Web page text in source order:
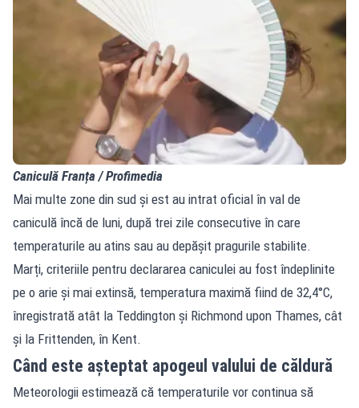
Caniculă Franța / Profimedia
Mai multe zone din sud și est au intrat oficial în val de
caniculă încă de luni, după trei zile consecutive în care
temperaturile au atins sau au depășit pragurile stabilite.
Marți, criteriile pentru declararea caniculei au fost îndeplinite
pe o arie și mai extinsă, temperatura maximă fiind de 32,4°C,
înregistrată atât la Teddington și Richmond upon Thames, cât
și la Frittenden, în Kent.
Când este așteptat apogeul valului de căldură
Meteorologii estimează că temperaturile vor continua să